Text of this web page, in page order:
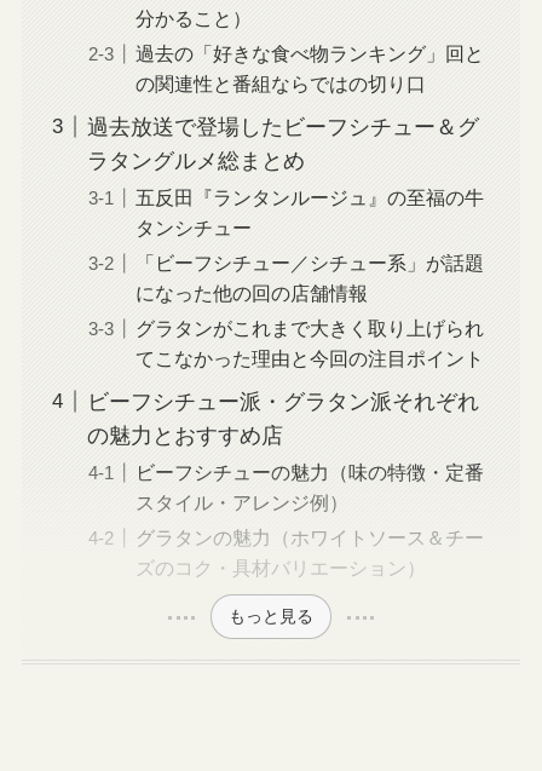
分かること）
過去の「好きな食べ物ランキング」回と
の関連性と番組ならではの切り口
過去放送で登場したビーフシチュー＆グ
ラタングルメ総まとめ
五反田『ランタンルージュ』の至福の牛
タンシチュー
「ビーフシチュー／シチュー系」が話題
になった他の回の店舗情報
グラタンがこれまで大きく取り上げられ
てこなかった理由と今回の注目ポイント
ビーフシチュー派・グラタン派それぞれ
の魅力とおすすめ店
ビーフシチューの魅力（味の特徴・定番
スタイル・アレンジ例）
グラタンの魅力（ホワイトソース＆チー
ズのコク・具材バリエーション）
もっと見る